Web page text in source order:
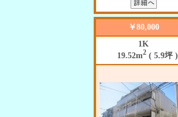
￥80,000
1K
19.52m2 ( 5.9坪 )